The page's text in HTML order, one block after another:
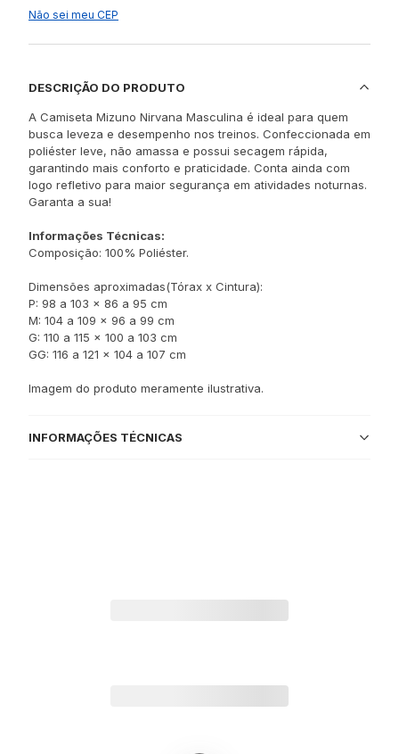
Não sei meu CEP
DESCRIÇÃO DO PRODUTO
A Camiseta Mizuno Nirvana Masculina é ideal para quem
busca leveza e desempenho nos treinos. Confeccionada em
poliéster leve, não amassa e possui secagem rápida,
garantindo mais conforto e praticidade. Conta ainda com
logo refletivo para maior segurança em atividades noturnas.
Garanta a sua!
Informações Técnicas:
Composição: 100% Poliéster.
Dimensões aproximadas(Tórax x Cintura):
P: 98 a 103 x 86 a 95 cm
M: 104 a 109 x 96 a 99 cm
G: 110 a 115 x 100 a 103 cm
GG: 116 a 121 x 104 a 107 cm
Imagem do produto meramente ilustrativa.
INFORMAÇÕES TÉCNICAS